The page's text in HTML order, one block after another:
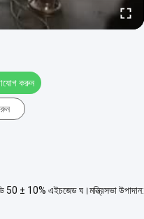
করুন
50 ± 10% এইচজেড ঘ।মন্ত্রিসভা উপাদান: